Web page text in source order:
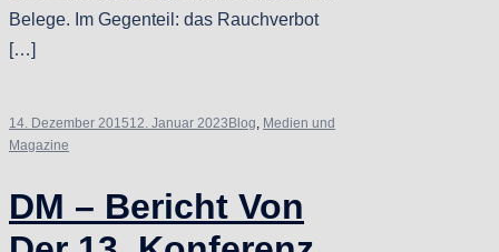
Belege. Im Gegenteil: das Rauchverbot
[…]
14. Dezember 201512. Januar 2023Blog Medien und
Magazine
DM – Bericht Von